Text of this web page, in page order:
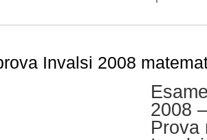
Invalsi 2008
2008
Prova